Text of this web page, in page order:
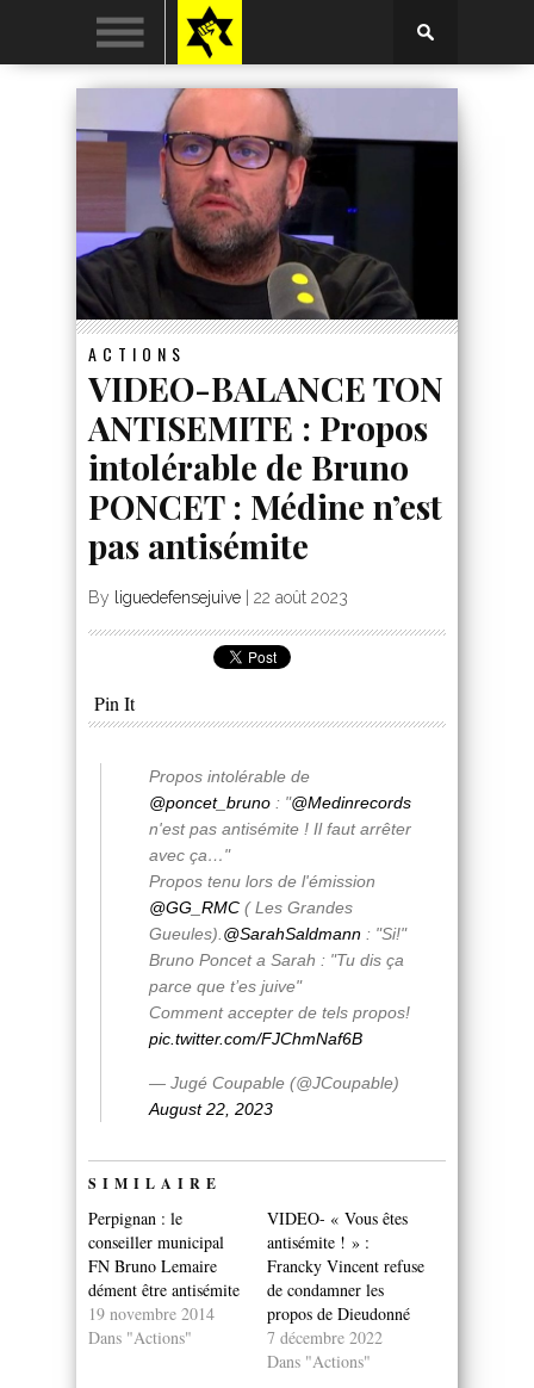
ACTIONS
VIDEO-BALANCE TON
ANTISEMITE : Propos
intolérable de Bruno
PONCET : Médine n’est
pas antisémite
By liguedefensejuive 22 août 2023
Pin It
Propos intolérable de
@poncet_bruno : "@Medinrecords
n'est pas antisémite ! Il faut arrêter
avec ça…"
Propos tenu lors de l'émission
@GG_RMC ( Les Grandes
Gueules). @SarahSaldmann : "Si!"
Bruno Poncet a Sarah : "Tu dis ça
parce que t’es juive"
Comment accepter de tels propos!
pic.twitter.com/FJChmNaf6B
— Jugé Coupable (@JCoupable)
August 22, 2023
SIMILAIRE
Perpignan : le
conseiller municipal
FN Bruno Lemaire
dément être antisémite
19 novembre 2014
Dans "Actions"
VIDEO- « Vous êtes
antisémite ! » :
Francky Vincent refuse
de condamner les
propos de Dieudonné
7 décembre 2022
Dans "Actions"